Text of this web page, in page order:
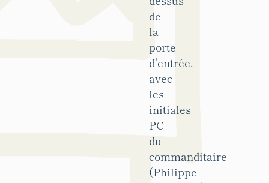
de
la
porte
d'entrée,
avec
les
initiales
PC
du
commanditaire
(Philippe